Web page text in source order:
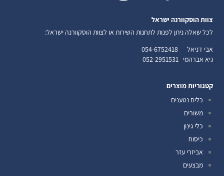
צוות הוסקוורנה ישראל
לכל שאלה ניתן לפנות לתחנות השירות או לצוות הוסקוורנה ישראל:
אבי דניאל 054-6752418
גיא אברהמי 052-2951531
קטגוריות מוצרים
כלים נטענים
משורים
כלי גינון
כיסוח
אביזרי עזר
מבצעים